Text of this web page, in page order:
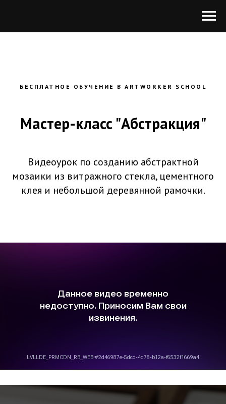
БЕСПЛАТНОЕ ОБУЧЕНИЕ В ARTWORKER SCHOOL
Мастер-класс "Абстракция"
Видеоурок по созданию абстрактной
мозаики из витражного стекла, цементного
клея и небольшой деревянной рамочки.